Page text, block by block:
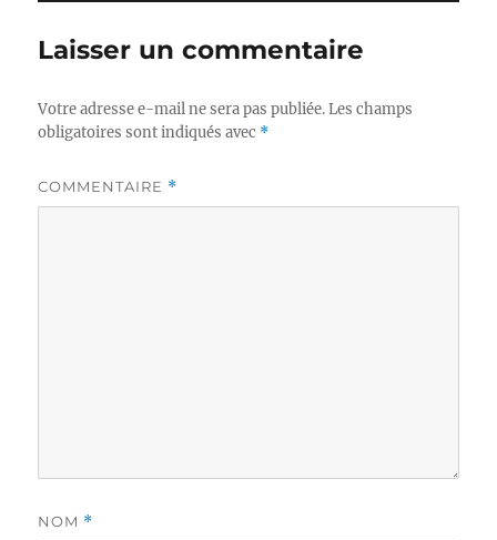
Laisser un commentaire
Votre adresse e-mail ne sera pas publiée. Les champs
obligatoires sont indiqués avec *
COMMENTAIRE *
NOM *